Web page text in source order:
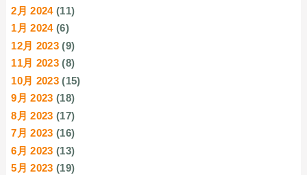
2月 2024(11)
1月 2024(6)
12月 2023 (9)
11月 2023 (8)
10月 2023 (15)
9月 2023 (18)
8月 2023 (17)
7月 2023 (16)
6月 2023 (13)
5月 2023 (19)